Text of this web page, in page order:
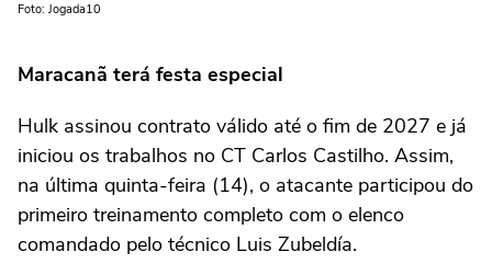
Foto: Jogada10
Maracanã terá festa especial
Hulk assinou contrato válido até o fim de 2027 e já
iniciou os trabalhos no CT Carlos Castilho. Assim,
na última quinta-feira (14), o atacante participou do
primeiro treinamento completo com o elenco
comandado pelo técnico Luis Zubeldía.